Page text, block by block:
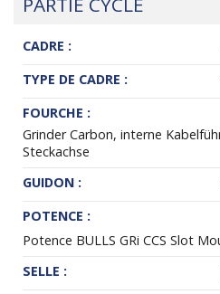
CADRE :
TYPE DE CADRE :
FOURCHE :
Grinder Carbon, interne
Steckachse
GUIDON :
POTENCE :
Potence BULLS GRi CCS Slot
SELLE :